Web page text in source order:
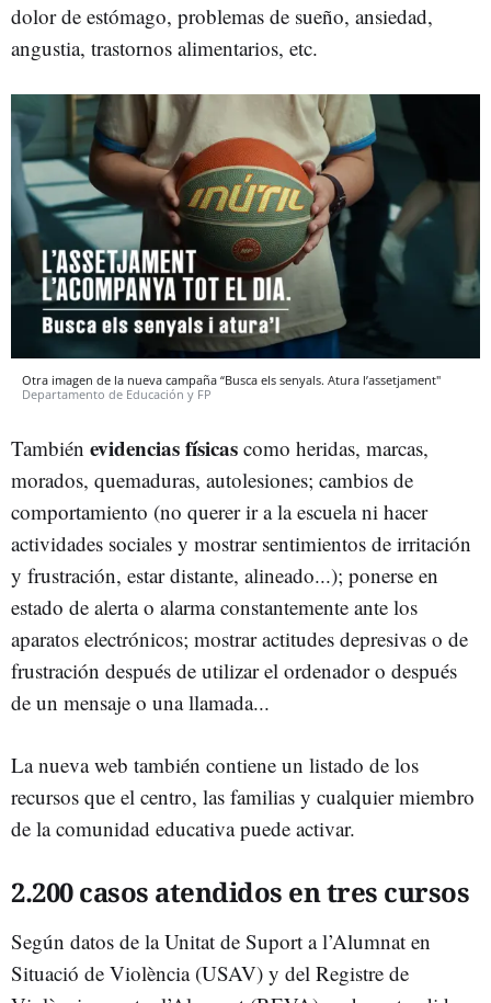
dolor de estómago, problemas de sueño, ansiedad,
angustia, trastornos alimentarios, etc.
Otra imagen de la nueva campaña “Busca els senyals. Atura l’assetjament"
Departamento de Educación y FP
También evidencias físicas como heridas, marcas,
morados, quemaduras, autolesiones; cambios de
comportamiento (no querer ir a la escuela ni hacer
actividades sociales y mostrar sentimientos de irritación
y frustración, estar distante, alineado...); ponerse en
estado de alerta o alarma constantemente ante los
aparatos electrónicos; mostrar actitudes depresivas o de
frustración después de utilizar el ordenador o después
de un mensaje o una llamada...
La nueva web también contiene un listado de los
recursos que el centro, las familias y cualquier miembro
de la comunidad educativa puede activar.
2.200 casos atendidos en tres cursos
Según datos de laUnitat de Suport a l’Alumnat en
Situació de Violència (USAV) y del Registre de